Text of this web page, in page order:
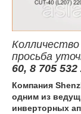
просьба
60, 8 705 532
Компания
одним из
инверторных